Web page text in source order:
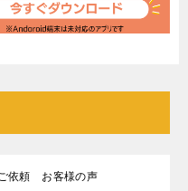
依頼 お客様の声